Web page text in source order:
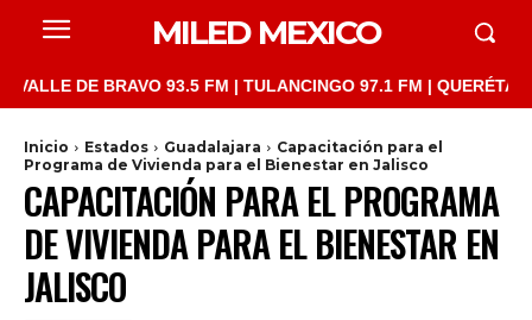
MILED MEXICO
DE BRAVO 93.5 FM | TULANCINGO 97.1 FM | QUERÉTARO
Inicio Estados Guadalajara
Capacitación para el
Programa de Vivienda para el Bienestar en Jalisco
CAPACITACIÓN PARA EL PROGRAMA
DE VIVIENDA PARA EL BIENESTAR EN
JALISCO